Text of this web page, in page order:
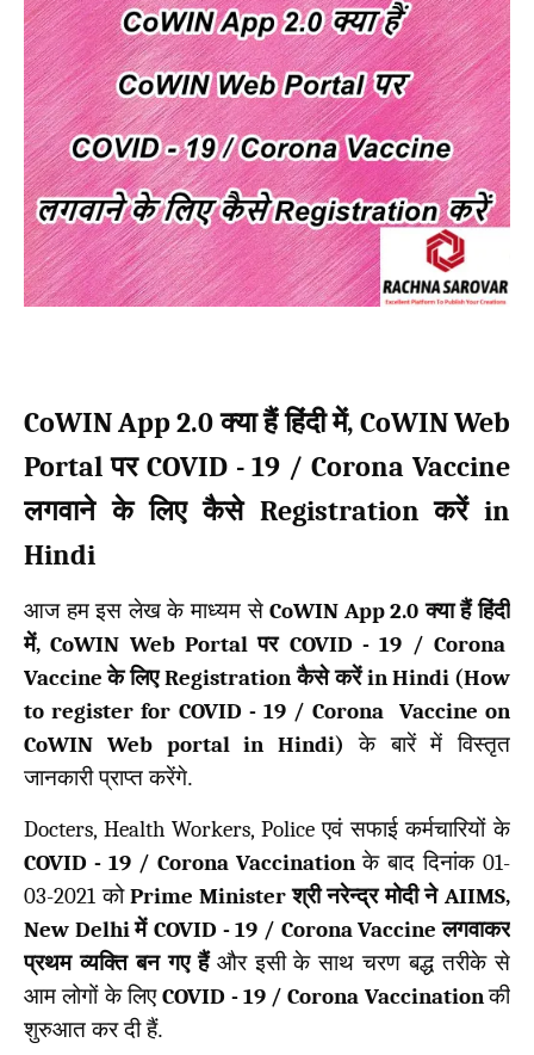
CoWIN App 2.0क्या हैं हिंदी में, CoWIN Web
Portalपर COVID - 19 / Corona Vaccine
लगवाने के लिए कैसे Registrationकरेंin
Hindi
आज हम इस लेख के माध्यम सेCoWIN App 2.0 क्या हैं हिंदी
में, CoWIN Web Portalपर COVID - 19 / Corona
Vaccineके लिएRegistrationकैसे करेंin Hindi (How
to register for COVID - 19 / Corona Vaccine on
CoWIN Web portal in Hindi)
के बारें में विस्तृत
जानकारी प्राप्त करेंगे.
Docters, Health Workers, Policeएवं सफाई कर्मचारियों के
COVID - 19 / Corona Vaccination के बाद दिनांक 01-
03-2021 कोPrime Ministerश्री नरेन्द्र मोदी ने AIIMS,
New DelhiमेंCOVID - 19 / Corona Vaccineलगवाकर
प्रथम व्यक्ति बन गए हैंऔर इसी के साथ चरण बद्ध तरीके से
आम लोगों के लिएCOVID - 19 / Corona Vaccination की
शुरुआत कर दी हैं.